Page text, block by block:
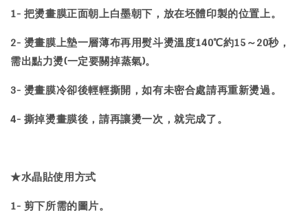
1- 把燙畫膜正面朝上白墨朝下，放在坯體印製的位置上。
2- 燙畫膜上墊一層薄布再用熨斗燙溫度140℃約15～20秒，
需出點力燙(一定要關掉蒸氣)。
3- 燙畫膜冷卻後輕輕撕開，如有未密合處請再重新燙過。
4- 撕掉燙畫膜後，請再讓燙一次，就完成了。
★水晶貼使用方式
1- 剪下所需的圖片。